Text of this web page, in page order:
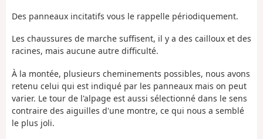
Des panneaux incitatifs vous le rappelle périodiquement.
Les chaussures de marche suffisent, il y a des cailloux et des
racines, mais aucune autre difficulté.
À la montée, plusieurs cheminements possibles, nous avons
retenu celui qui est indiqué par les panneaux mais on peut
varier. Le tour de l'alpage est aussi sélectionné dans le sens
contraire des aiguilles d'une montre, ce qui nous a semblé
le plus joli.